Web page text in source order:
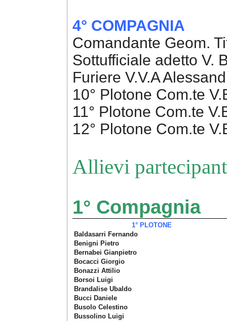
4° COMPAGNIA
Comandante Geom.
Sottufficiale adetto V.
Furiere V.V.A
10° Plotone Com.te
11° Plotone Com.te
12° Plotone Com.te
Allievi
1° Compagnia
1° PLOTONE
Baldasarri Fernando
Benigni Pietro
Bernabei Gianpietro
Bocacci Giorgio
Bonazzi Attilio
Borsoi Luigi
Brandalise Ubaldo
Bucci Daniele
Busolo Celestino
Bussolino Luigi